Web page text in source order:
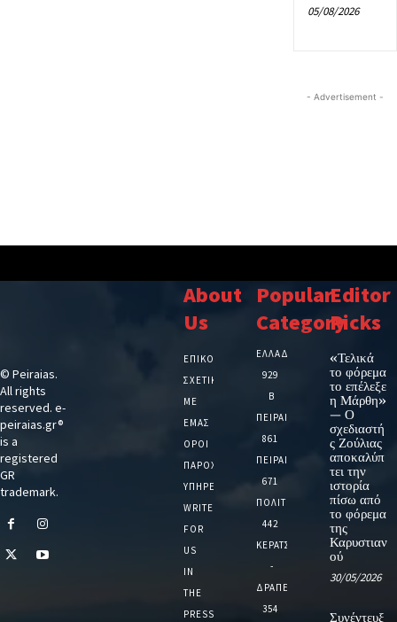
05/08/2026
- Advertisement -
© Peiraias.
All rights
reserved. e-
peiraias.gr®
is a
registered
GR
trademark.
About
Us
ΕΠΙΚΟΙΝΩΝΙΑ
ΣΧΕΤΙΚΆ
ΜΕ
ΕΜΆΣ
ΌΡΟΙ
ΠΑΡΟΧΉΣ
ΥΠΗΡΕΣΙΏΝ
WRITE
FOR
US
IN
THE
PRESS
Popular
Category
ΕΛΛΑΔΑ
929
Β
ΠΕΙΡΑΙΑ
861
ΠΕΙΡΑΙΑΣ
671
ΠΟΛΙΤΙΚΗ
442
ΚΕΡΑΤΣΙΝΙ
-
ΔΡΑΠΕΤΣΩΝΑ
354
Editor
Picks
«Τελικά
το φόρεμα
το επέλεξε
η Μάρθη»
— Ο
σχεδιαστή
ς Ζούλιας
αποκαλύπ
τει την
ιστορία
πίσω από
το φόρεμα
της
Καρυστιαν
ού
30/05/2026
Συνέντευξ